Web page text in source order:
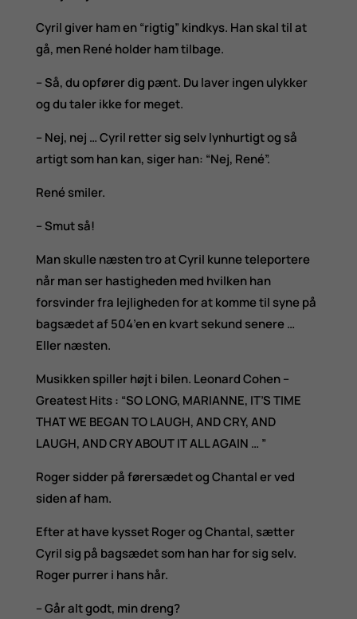
Cyril giver ham en “rigtig” kindkys. Han skal til at
gå, men René holder ham tilbage.
– Så, du opfører dig pænt. Du laver ingen ulykker
og du taler ikke for meget.
– Nej, nej … Cyril retter sig selv lynhurtigt og så
artigt som han kan, siger han: “Nej, René”.
René smiler.
– Smut så!
Man skulle næsten tro at Cyril kunne teleportere
når man ser hastigheden med hvilken han
forsvinder fra lejligheden for at komme til syne på
bagsædet af 504’en en kvart sekund senere …
Eller næsten.
Musikken spiller højt i bilen. Leonard Cohen –
Greatest Hits : “SO LONG, MARIANNE, IT’S TIME
THAT WE BEGAN TO LAUGH, AND CRY, AND
LAUGH, AND CRY ABOUT IT ALL AGAIN … ”
Roger sidder på førersædet og Chantal er ved
siden af ham.
Efter at have kysset Roger og Chantal, sætter
Cyril sig på bagsædet som han har for sig selv.
Roger purrer i hans hår.
– Går alt godt, min dreng?